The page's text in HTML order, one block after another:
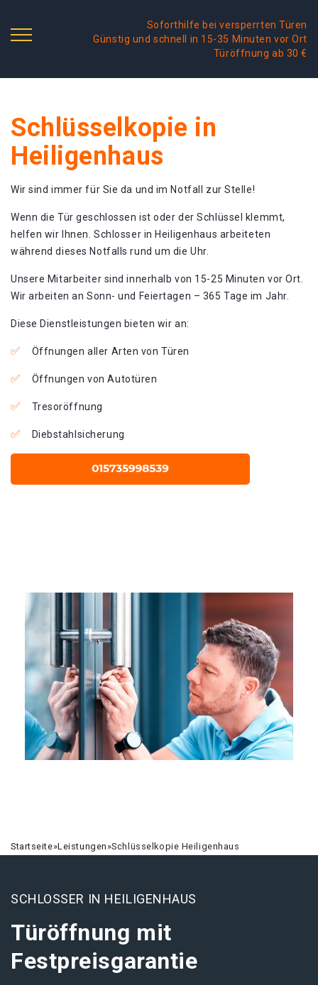
Soforthilfe bei versperrten Türen
Günstig und schnell in 15-35 Minuten vor Ort
Türöffnung ab 30 €
Schlüsselkopie in
Heiligenhaus
Wir sind immer für Sie da und im Notfall zur Stelle!
Wenn die Tür geschlossen ist oder der Schlüssel klemmt,
helfen wir Ihnen. Schlosser in Heiligenhaus arbeiteten
während dieses Notfalls rund um die Uhr.
Unsere Mitarbeiter sind innerhalb von 15-25 Minuten vor Ort.
Wir arbeiten an Sonn- und Feiertagen – 365 Tage im Jahr.
Diese Dienstleistungen bieten wir an:
Öffnungen aller Arten von Türen
Öffnungen von Autotüren
Tresoröffnung
Diebstahlsicherung
Startseite»Leistungen»Schlüsselkopie Heiligenhaus
SCHLOSSER IN HEILIGENHAUS
Türöffnung mit
Festpreisgarantie